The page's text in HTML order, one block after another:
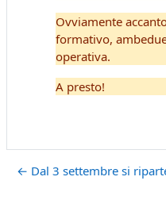
Ovviamente
formativo,
operativa.
A presto!
← Dal 3 settembre si